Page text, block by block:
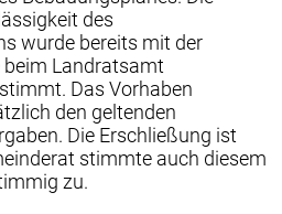
des
wurde bereits mit der
Landratsamt
Das Vorhaben
den geltenden
Die Erschließung ist
stimmte auch diesem
zu.